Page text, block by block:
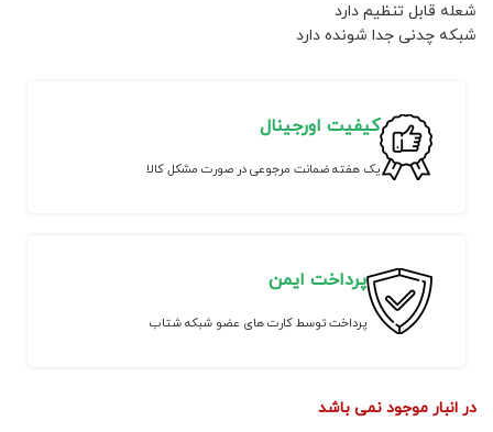
شعله قابل تنظیم دارد
شبکه چدنی جدا شونده دارد
کیفیت اورجینال
یک هفته ضمانت مرجوعی در صورت مشکل کالا
پرداخت ایمن
پرداخت توسط کارت های عضو شبکه شتاب
در انبار موجود نمی باشد